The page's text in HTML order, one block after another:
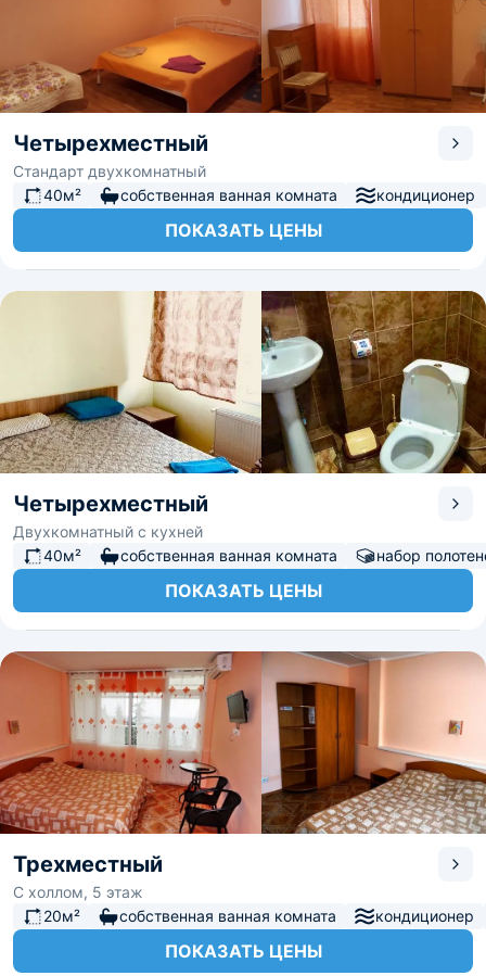
Четырехместный
Стандарт двухкомнатный
40м²
собственная ванная комната кондиционер
ПОКАЗАТЬ ЦЕНЫ
Четырехместный
Двухкомнатный с кухней
40м²
собственная ванная комната набор
ПОКАЗАТЬ ЦЕНЫ
Трехместный
С холлом, 5 этаж
20м²
собственная ванная комната кондиционер
ПОКАЗАТЬ ЦЕНЫ